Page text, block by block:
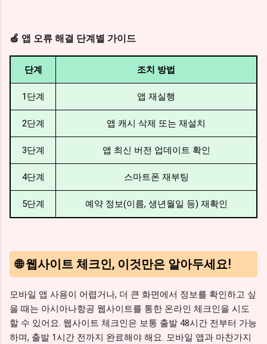
🍏 앱 오류 해결 단계별 가이드
단계 조치 방법
1단계 앱 재실행
2단계 앱 캐시 삭제 또는 재설치
3단계 앱 최신 버전 업데이트 확인
4단계 스마트폰 재부팅
5단계 예약 정보(이름, 생년월일 등) 재확인
🌐 웹사이트 체크인, 이것만은 알아두세요!
모바일 앱 사용이 어렵거나, 더 큰 화면에서 정보를 확인하고 싶
을 때는 아시아나항공 웹사이트를 통한 온라인 체크인을 시도
할 수 있어요. 웹사이트 체크인은 보통 출발 48시간 전부터 가능
하며, 출발 1시간 전까지 완료해야 해요. 모바일 앱과 마찬가지